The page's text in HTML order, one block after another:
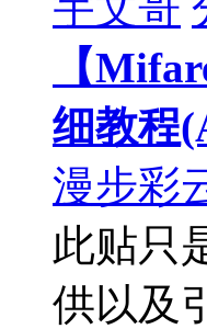
【
细教程
漫步彩
此贴只
供以及